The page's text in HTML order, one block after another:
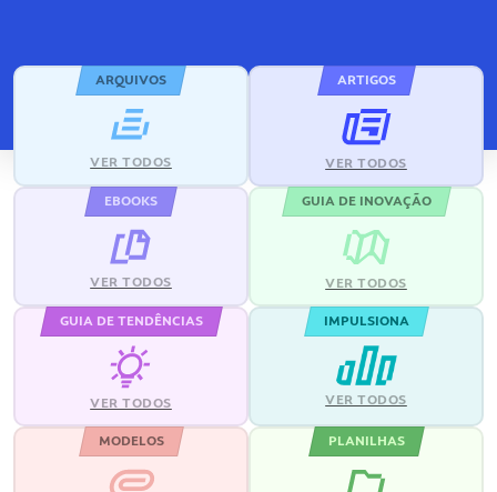
ARQUIVOS
VER TODOS
ARTIGOS
VER TODOS
EBOOKS
VER TODOS
GUIA DE INOVAÇÃO
VER TODOS
GUIA DE TENDÊNCIAS
VER TODOS
IMPULSIONA
VER TODOS
MODELOS PLANILHAS